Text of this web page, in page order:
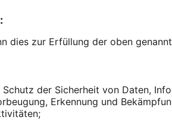
dies zur Erfüllung der oben
der Sicherheit von Daten,
Erkennung und